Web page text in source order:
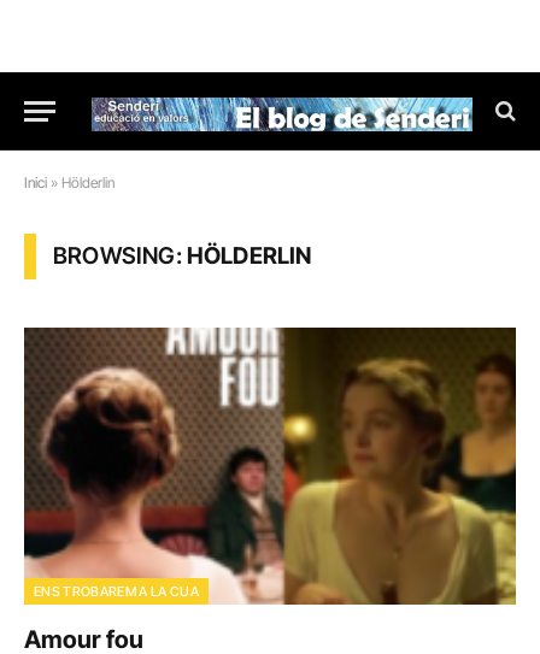
Inici » Hölderlin
BROWSING:HÖLDERLIN
ENS TROBAREM A LA CUA
Amour fou